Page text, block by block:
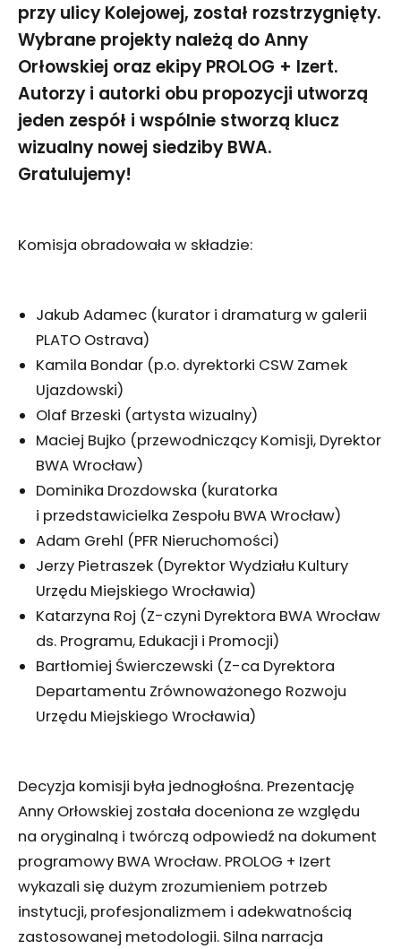
przy ulicy Kolejowej, został rozstrzygnięty.
Wybrane projekty należą do Anny
Orłowskiej oraz ekipy PROLOG + Izert.
Autorzy i autorki obu propozycji utworzą
jeden zespół i wspólnie stworzą klucz
wizualny nowej siedziby BWA.
Gratulujemy!
Komisja obradowała w składzie:
Jakub Adamec (kurator i dramaturg w galerii
PLATO Ostrava)
Kamila Bondar (p.o. dyrektorki CSW Zamek
Ujazdowski)
Olaf Brzeski (artysta wizualny)
Maciej Bujko (przewodniczący Komisji, Dyrektor
BWA Wrocław)
Dominika Drozdowska (kuratorka
i przedstawicielka Zespołu BWA Wrocław)
Adam Grehl (PFR Nieruchomości)
Jerzy Pietraszek (Dyrektor Wydziału Kultury
Urzędu Miejskiego Wrocławia)
Katarzyna Roj (Z-czyni Dyrektora BWA Wrocław
ds. Programu, Edukacji i Promocji)
Bartłomiej Świerczewski (Z-ca Dyrektora
Departamentu Zrównoważonego Rozwoju
Urzędu Miejskiego Wrocławia)
Decyzja komisji była jednogłośna. Prezentację
Anny Orłowskiej została doceniona ze względu
na oryginalną i twórczą odpowiedź na dokument
programowy BWA Wrocław. PROLOG + Izert
wykazali się dużym zrozumieniem potrzeb
instytucji, profesjonalizmem i adekwatnością
zastosowanej metodologii. Silna narracja